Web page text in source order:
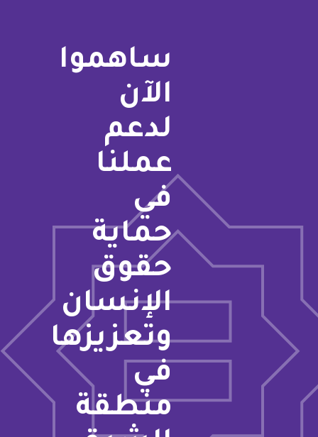
ساهموا
الآن
لدعم
عملنا
في
حماية
حقوق
الإنسان
وتعزيزها
في
منطقة